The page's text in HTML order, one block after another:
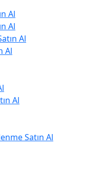
Al
Al
Al
Al
Al
Satın Al